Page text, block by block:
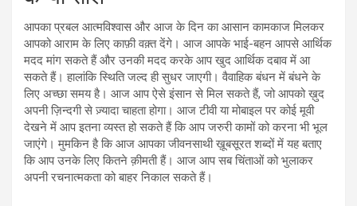
आपका प्रबल आत्मविश्वास और आज के दिन का आसान कामकाज मिलकर
आपको आराम के लिए काफ़ी वक़्त देंगे। आज आपके भाई-बहन आपसे आर्थिक
मदद मांग सकते हैं और उनकी मदद करके आप खुद आर्थिक दबाव में आ
सकते हैं। हालांकि स्थिति जल्द ही सुधर जाएगी। वैवाहिक बंधन में बंधने के
लिए अच्छा समय है। आज आप ऐसे इंसान से मिल सकते हैं, जो आपको ख़ुद
अपनी ज़िन्दगी से ज़्यादा चाहता होगा। आज टीवी या मोबाइल पर कोई मूवी
देखने में आप इतना व्यस्त हो सकते हैं कि आप जरुरी कामों को करना भी भूल
जाएंगे। मुमकिन है कि आज आपका जीवनसाथी ख़ूबसूरत शब्दों में यह बताए
कि आप उनके लिए कितने क़ीमती हैं। आज आप सब चिंताओं को भुलाकर
अपनी रचनात्मकता को बाहर निकाल सकते हैं।